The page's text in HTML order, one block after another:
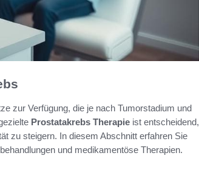
zur Verfügung, die je nach Tumorstadium und
Prostatakrebs Therapie ist entscheidend,
zu steigern. In diesem Abschnitt erfahren Sie
und medikamentöse Therapien.